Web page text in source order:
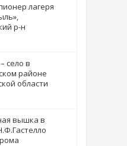
лагеря
р-н
село в
районе
области
вышка в